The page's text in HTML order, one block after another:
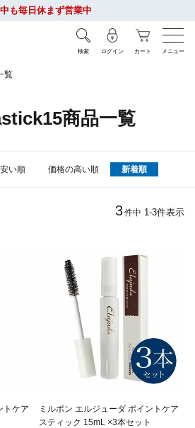
も毎日休まず営業中
検索 ログイン カート メニュー
覧
商品一覧
い順 価格の高い順 新着順
3件中 1-3件表示
トケア
ミルボン エルジューダ ポイントケア
スティック 15mL ×3本セット